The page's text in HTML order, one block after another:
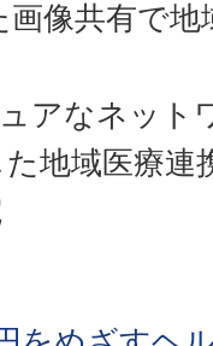
像共有で
アなネット
地域医療連